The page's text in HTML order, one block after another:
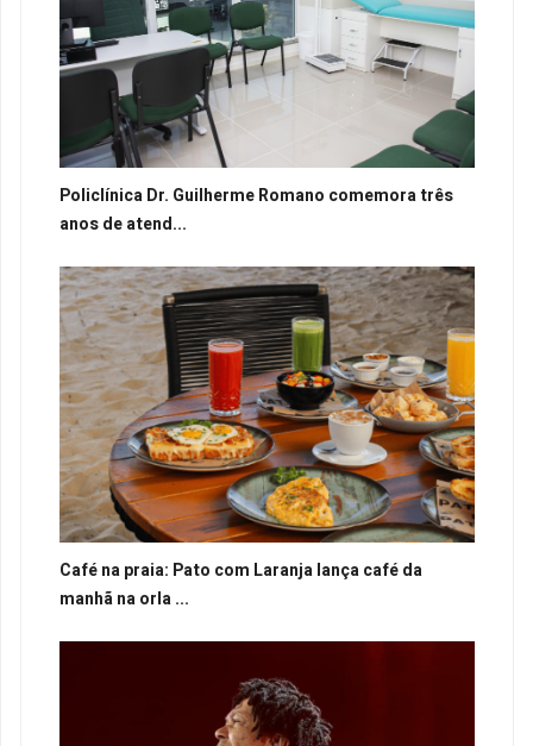
Policlínica Dr. Guilherme Romano comemora três
anos de atend...
Café na praia: Pato com Laranja lança café da
manhã na orla ...